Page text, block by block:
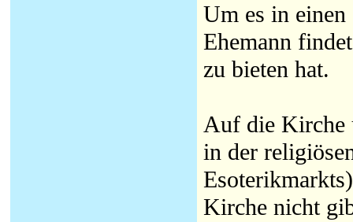
Um es in
Ehemann
zu bieten hat.
Auf die Kirche
in der
Kirche nicht